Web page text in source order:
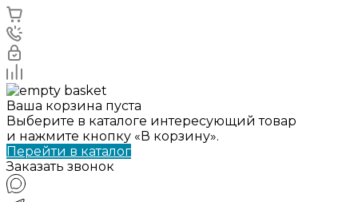
Ваша корзина пуста
Выберите в каталоге интересующий товар
и нажмите кнопку «В корзину».
Перейти в каталог
Заказать звонок